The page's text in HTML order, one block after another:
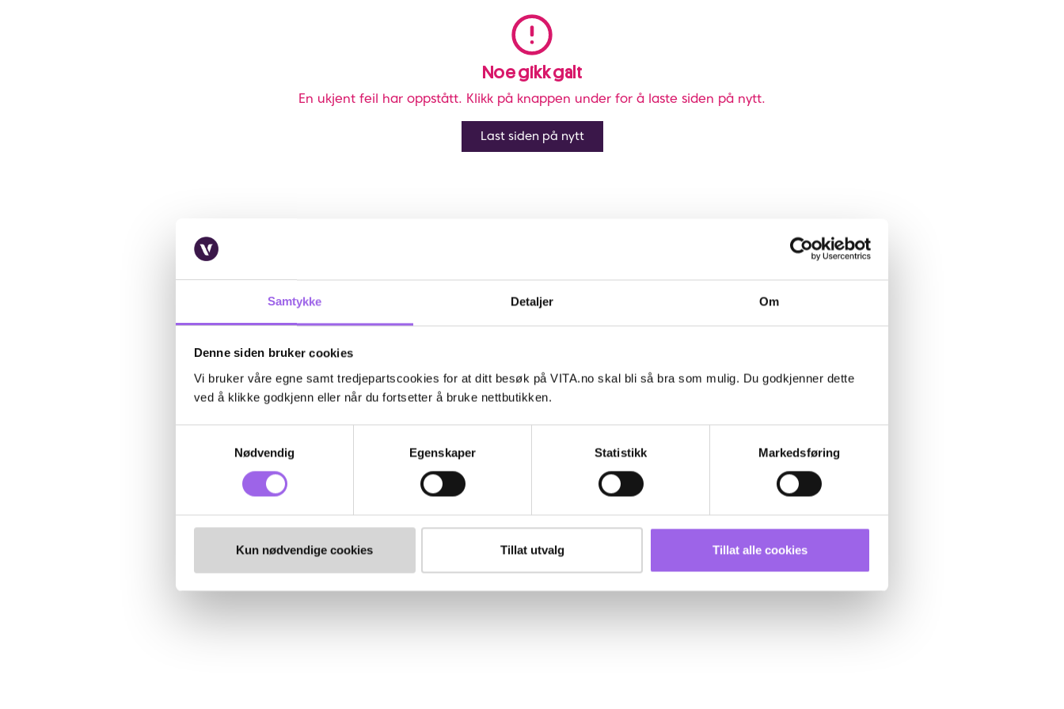
Samtykke Detaljer Om
Denne siden bruker cookies
Vi bruker våre egne samt tredjepartscookies for at ditt besøk på VITA.no skal bli så bra som mulig. Du godkjenner dette
ved å klikke godkjenn eller når du fortsetter å bruke nettbutikken.
Nødvendig
Egenskaper Statistikk Markedsføring
Kun nødvendige cookies Tillat utvalg Tillat alle cookies
Noe gikk galt
En ukjent feil har oppstått. Klikk på knappen under for å laste siden på nytt.
Last siden på nytt